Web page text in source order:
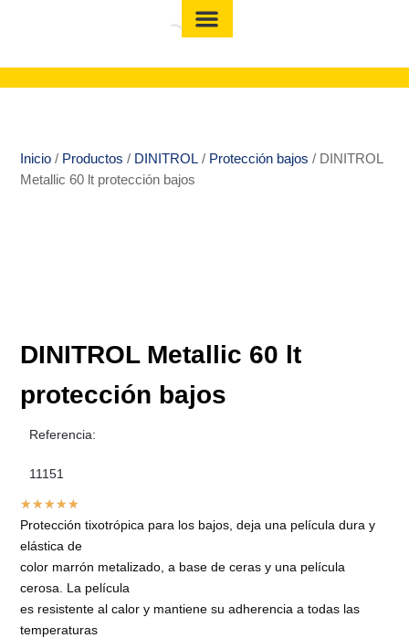
Inicio / Productos / DINITROL / Protección bajos / DINITROL
Metallic 60 lt protección bajos
DINITROL Metallic 60 lt
protección bajos
Referencia:
11151
★★★★★
Protección tixotrópica para los bajos, deja una película dura y
elástica de
color marrón metalizado, a base de ceras y una película
cerosa. La película
es resistente al calor y mantiene su adherencia a todas las
temperaturas